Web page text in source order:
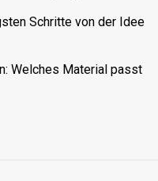
Schritte von der Idee
Welches Material passt